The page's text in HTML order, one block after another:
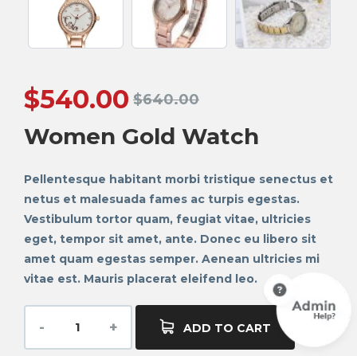
$640.00
$540.00
Women Gold Watch
Pellentesque habitant morbi tristique senectus et
netus et malesuada fames ac turpis egestas.
Vestibulum tortor quam, feugiat vitae, ultricies
eget, tempor sit amet, ante. Donec eu libero sit
amet quam egestas semper. Aenean ultricies mi
vitae est. Mauris placerat eleifend leo.
ADD TO CART